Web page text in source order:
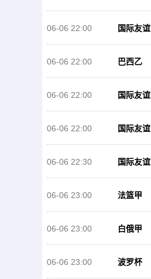
06-06 22:00 国际友谊
06-06 22:00 巴西乙
06-06 22:00 国际友谊
06-06 22:00 国际友谊
06-06 22:30 国际友谊
06-06 23:00 法篮甲
06-06 23:00 白俄甲
06-06 23:00 波罗杯